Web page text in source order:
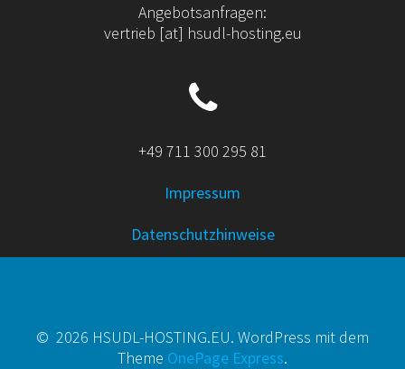
Angebotsanfragen:
vertrieb [at] hsudl-hosting.eu
+49 711 300 295 81
Impressum
Datenschutzhinweise
© 2026 HSUDL-HOSTING.EU. WordPress mit dem
Theme OnePage Express.